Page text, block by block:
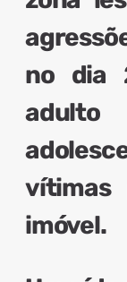
no dia
vítimas
imóvel.